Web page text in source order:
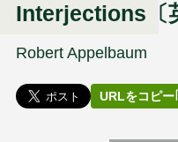
Interjections〔
Robert Appelbaum
URLをコピー